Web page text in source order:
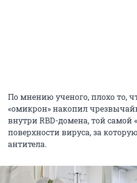
По мнению ученого, плохо то,
«омикрон» накопил
внутри RBD-домена, той самой
поверхности вируса, за
антитела.